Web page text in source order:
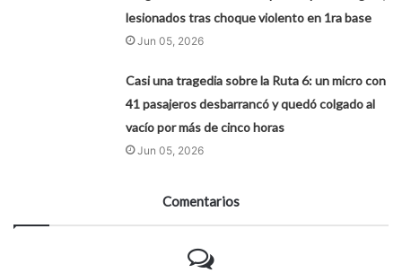
lesionados tras choque violento en 1ra base
Jun 05, 2026
Casi una tragedia sobre la Ruta 6: un micro con
41 pasajeros desbarrancó y quedó colgado al
vacío por más de cinco horas
Jun 05, 2026
Comentarios